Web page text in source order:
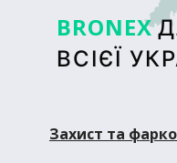
BRONEX
ВСІЄЇ
Захист та